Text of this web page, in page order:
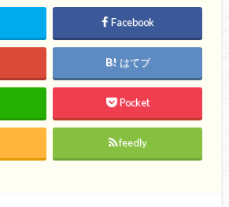
Facebook
はてブ
Pocket
feedly